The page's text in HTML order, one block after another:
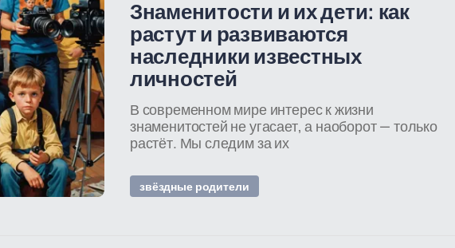
Знаменитости и их дети: как
растут и развиваются
наследники известных
личностей
В современном мире интерес к жизни
знаменитостей не угасает, а наоборот — только
растёт. Мы следим за их
звёздные родители